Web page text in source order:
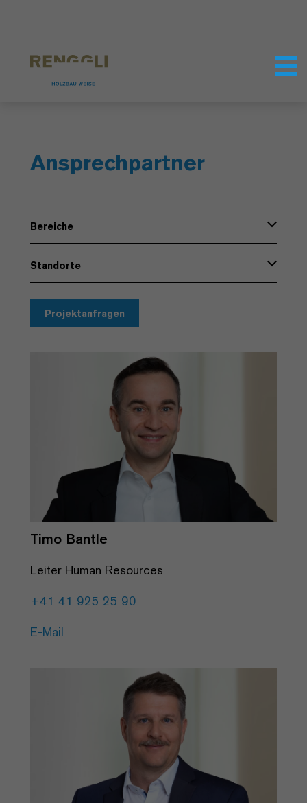
Ansprechpartner
Bereiche
Standorte
Projektanfragen
Timo Bantle
Leiter Human Resources
+41 41 925 25 90
E-Mail